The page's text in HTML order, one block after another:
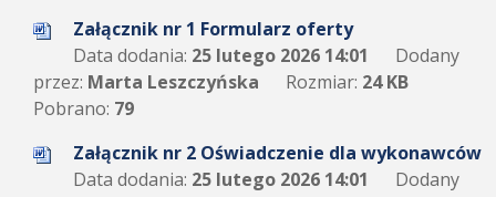
Załącznik nr 1 Formularz oferty
Data dodania: 25 lutego 2026 14:01
Dodany
przez: Marta Leszczyńska Rozmiar: 24 KB
Pobrano: 79
Załącznik nr 2 Oświadczenie dla wykonawców
Data dodania: 25 lutego 2026 14:01
Dodany